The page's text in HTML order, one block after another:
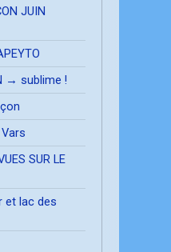
JUIN
→ sublime !
SUR LE
et lac des